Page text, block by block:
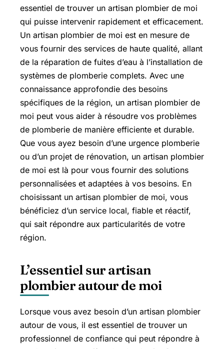
essentiel de trouver un artisan plombier de moi
qui puisse intervenir rapidement et efficacement.
Un artisan plombier de moi est en mesure de
vous fournir des services de haute qualité, allant
de la réparation de fuites d’eau à l’installation de
systèmes de plomberie complets. Avec une
connaissance approfondie des besoins
spécifiques de la région, un artisan plombier de
moi peut vous aider à résoudre vos problèmes
de plomberie de manière efficiente et durable.
Que vous ayez besoin d’une urgence plomberie
ou d’un projet de rénovation, un artisan plombier
de moi est là pour vous fournir des solutions
personnalisées et adaptées à vos besoins. En
choisissant un artisan plombier de moi, vous
bénéficiez d’un service local, fiable et réactif,
qui sait répondre aux particularités de votre
région.
L’essentiel sur artisan
plombier autour de moi
Lorsque vous avez besoin d’un artisan plombier
autour de vous, il est essentiel de trouver un
professionnel de confiance qui peut répondre à